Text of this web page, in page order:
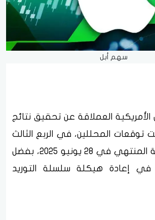
سهم أبل
الأمريكية العملاقة عن تحقيق نتائج
توقعات المحللين، في الربع الثالث
من سنتها المالية المنتهي في 28 يونيو 2025، بفضل
في إعادة هيكلة سلسلة التوريد